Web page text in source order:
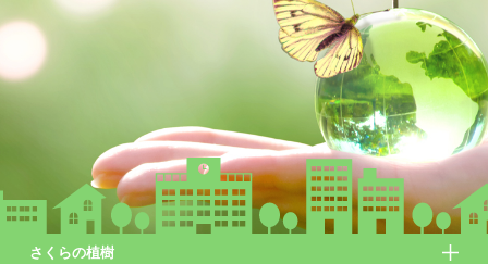
さくらの植樹